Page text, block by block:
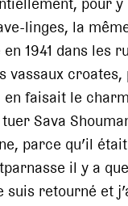
linges, la
1941 dans les
vassaux
faisait le
Sava
parce qu’il
il y a
suis retourné et